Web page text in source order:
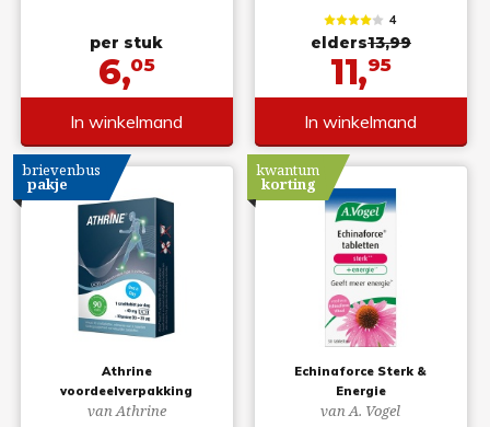
per stuk
6,05
In winkelmand
4
elders13,99
11,95
In winkelmand
Athrine
voordeelverpakking
van Athrine
brievenbus
pakje
Echinaforce Sterk &
Energie
van A. Vogel
kwantum
korting